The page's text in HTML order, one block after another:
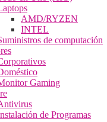
AMD/RYZEN
INTEL
de computación
Gaming
de Programas